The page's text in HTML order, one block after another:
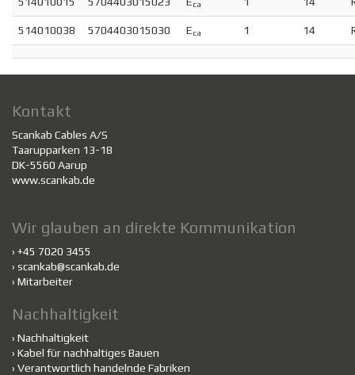
ca
514010038 5704403015030 Eca 1 14
Kontakt
Scankab Cables A/S
Taarupparken 13-18
DK-5560 Aarup
www.scankab.de
Wir glauben an direkte Kommunikation
› +45 7020 3455
› scankab@scankab.de
› Mitarbeiter
Nachhaltigkeit
› Nachhaltigkeit
› Kabel für nachhaltiges Bauen
› Verantwortlich handelnde Fabriken